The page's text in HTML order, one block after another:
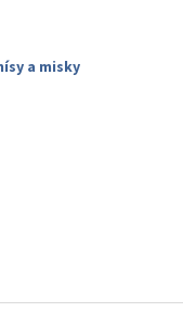
a misky